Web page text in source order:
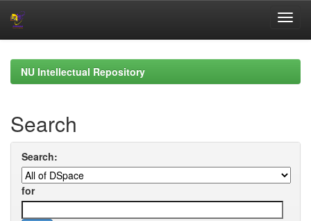
navigationNU Intellectual Repository
Search
Search:
for